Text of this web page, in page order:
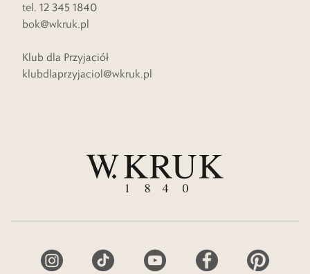
tel. 12 345 1840
bok@wkruk.pl
Klub dla Przyjaciół
klubdlaprzyjaciol@wkruk.pl